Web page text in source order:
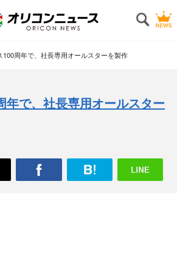
100周年で、社長専用オールスターを製作
年で、社長専用オールスター